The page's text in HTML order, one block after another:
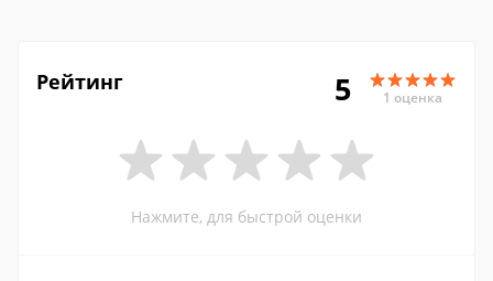
Рейтинг 5 1 оценка
Нажмите, для быстрой оценки